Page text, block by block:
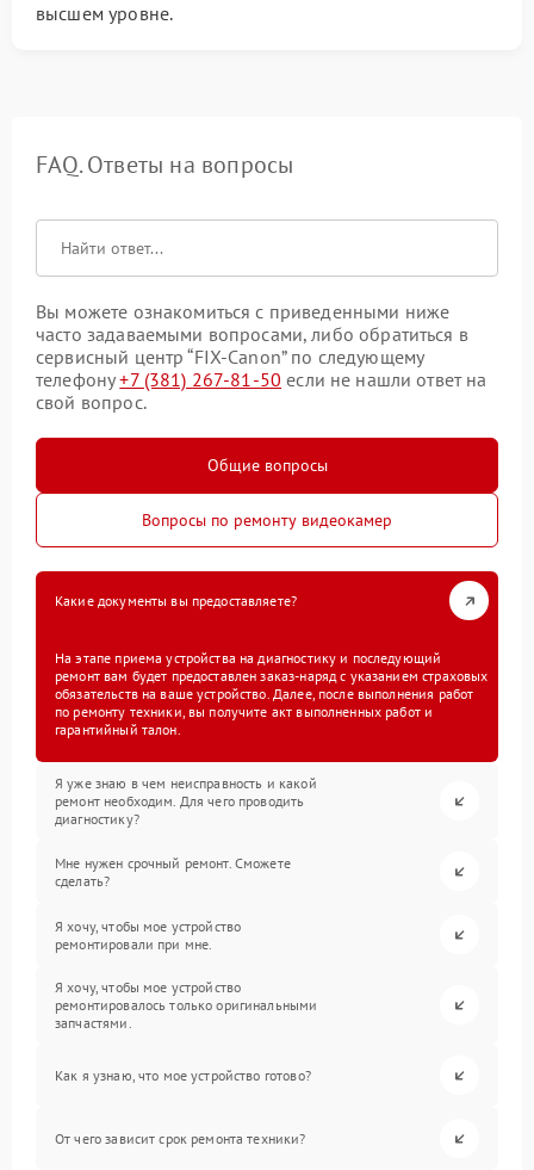
высшем уровне.
FAQ. Ответы на вопросы
Вы можете ознакомиться с приведенными ниже
часто задаваемыми вопросами, либо обратиться в
сервисный центр “FIX-Canon” по следующему
телефону+7 (381) 267-81-50 если не нашли ответ на
свой вопрос.
Общие вопросы
Вопросы по ремонту видеокамер
Какие документы вы предоставляете?
На этапе приема устройства на диагностику и последующий
ремонт вам будет предоставлен заказ-наряд с указанием страховых
обязательств на ваше устройство. Далее, после выполнения работ
по ремонту техники, вы получите акт выполненных работ и
гарантийный талон.
Я уже знаю в чем неисправность и какой
ремонт необходим. Для чего проводить
диагностику?
Мне нужен срочный ремонт. Сможете
сделать?
Я хочу, чтобы мое устройство
ремонтировали при мне.
Я хочу, чтобы мое устройство
ремонтировалось только оригинальными
запчастями.
Как я узнаю, что мое устройство готово?
От чего зависит срок ремонта техники?